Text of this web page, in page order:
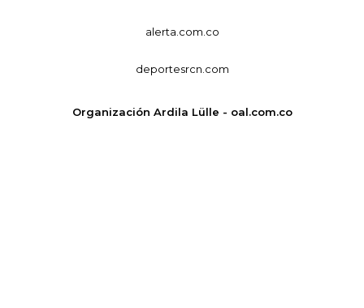
alerta.com.co
deportesrcn.com
Organización Ardila Lülle - oal.com.co